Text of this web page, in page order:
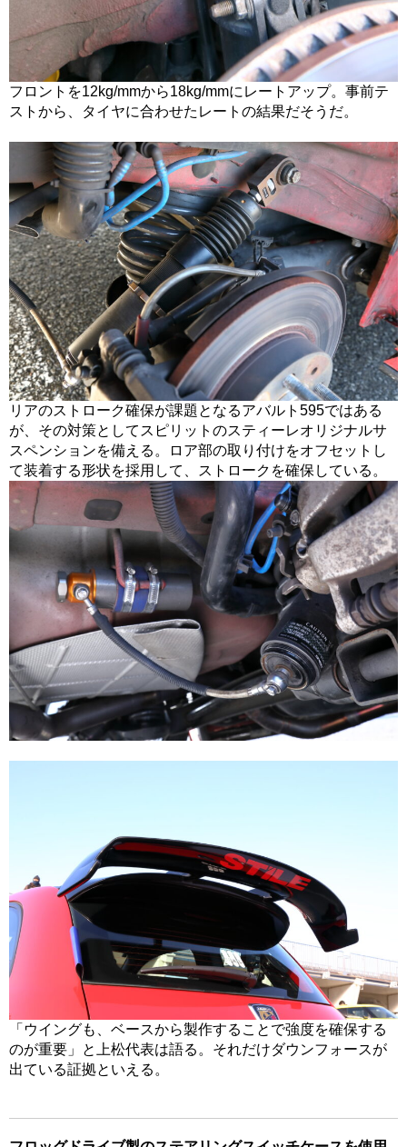
フロントを12kg/mmから18kg/mmにレートアップ。事前テ
ストから、タイヤに合わせたレートの結果だそうだ。
リアのストローク確保が課題となるアバルト595ではある
が、その対策としてスピリットのスティーレオリジナルサ
スペンションを備える。ロア部の取り付けをオフセットし
て装着する形状を採用して、ストロークを確保している。
「ウイングも、ベースから製作することで強度を確保する
のが重要」と上松代表は語る。それだけダウンフォースが
出ている証拠といえる。